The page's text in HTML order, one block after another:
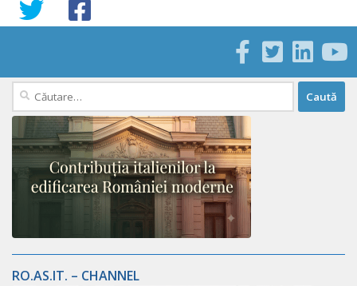
Caută
RO.AS.IT. – CHANNEL